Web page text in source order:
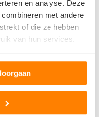
en analyse. Deze
met andere
of die ze hebben
van hun services.
op de kentekencard
deel 2, totaal 9 cijfers)